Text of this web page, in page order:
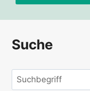
Alternative:
Suche
Suchen